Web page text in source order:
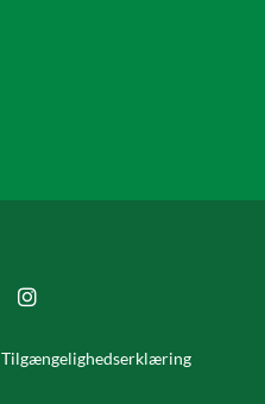
Tilgængelighedserklæring